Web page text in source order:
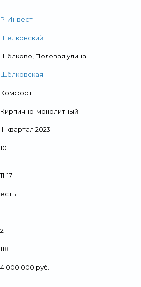
Р-Инвест
Щелковский
Щёлково, Полевая улица
Щёлковская
Комфорт
Кирпично-монолитный
III квартал 2023
10
11-17
есть
2
118
4 000 000 руб.